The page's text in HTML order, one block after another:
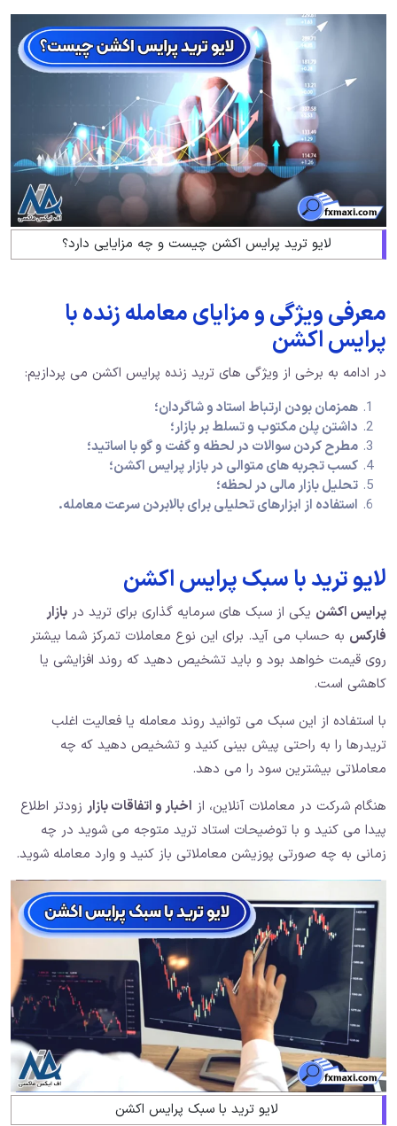
لایو ترید پرایس اکشن چیست و چه مزایایی دارد؟
معرفی ویژگی و مزایای معامله زنده با
پرایس اکشن
در ادامه به برخی از ویژگی های ترید زنده پرایس اکشن می پردازیم:
همزمان بودن ارتباط استاد و شاگردان؛
داشتن پلن مکتوب و تسلط بر بازار؛
مطرح کردن سوالات در لحظه و گفت و گو با اساتید؛
کسب تجربه های متوالی در بازار پرایس اکشن؛
تحلیل بازار مالی در لحظه؛
استفاده از ابزارهای تحلیلی برای بالابردن سرعت معامله.
لایو ترید با سبک پرایس اکشن
پرایس اکشن یکی از سبک های سرمایه گذاری برای ترید در بازار
فارکس به حساب می آید. برای این نوع معاملات تمرکز شما بیشتر
روی قیمت خواهد بود و باید تشخیص دهید که روند افزایشی یا
کاهشی است.
با استفاده از این سبک می توانید روند معامله یا فعالیت اغلب
تریدرها را به راحتی پیش بینی کنید و تشخیص دهید که چه
معاملاتی بیشترین سود را می دهد.
هنگام شرکت در معاملات آنلاین، از اخبار و اتفاقات بازار زودتر اطلاع
پیدا می کنید و با توضیحات استاد ترید متوجه می شوید در چه
زمانی به چه صورتی پوزیشن معاملاتی باز کنید و وارد معامله شوید.
لایو ترید با سبک پرایس اکشن